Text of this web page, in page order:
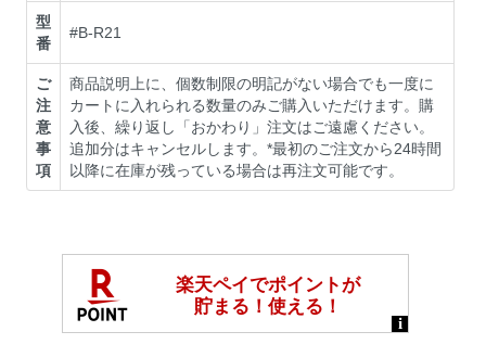
型
番
#B-R21
ご
注
意
事
項
商品説明上に、個数制限の明記がない場合でも一度に
カートに入れられる数量のみご購入いただけます。購
入後、繰り返し「おかわり」注文はご遠慮ください。
追加分はキャンセルします。*最初のご注文から24時間
以降に在庫が残っている場合は再注文可能です。